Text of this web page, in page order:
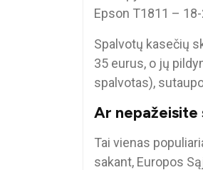
Epson T1811 –
Spalvotų kasečių
35 eurus, o jų
spalvotas),
Ar nepažeisite
Tai vienas
sakant, Europos